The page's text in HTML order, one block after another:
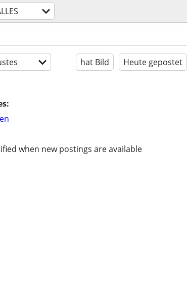
hat Bild Heute gepostet
when new postings are available